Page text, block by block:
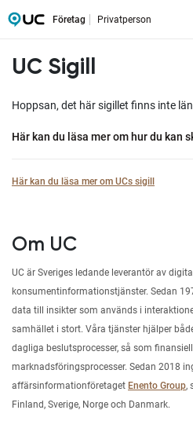
Företag Privatperson
UC Sigill
Hoppsan, det här sigillet finns inte
Här kan du läsa mer om hur du kan
Här kan du läsa mer om UCs sigill
Om UC
UC är Sveriges ledande leverantör av
konsumentinformationstjänster. Sedan
data till insikter som används i
samhället i stort. Våra tjänster hjälper
dagliga beslutsprocesser, så som
marknadsföringsprocesser. Sedan 2018
affärsinformationföretaget Enento Group,
Finland, Sverige, Norge och Danmark.